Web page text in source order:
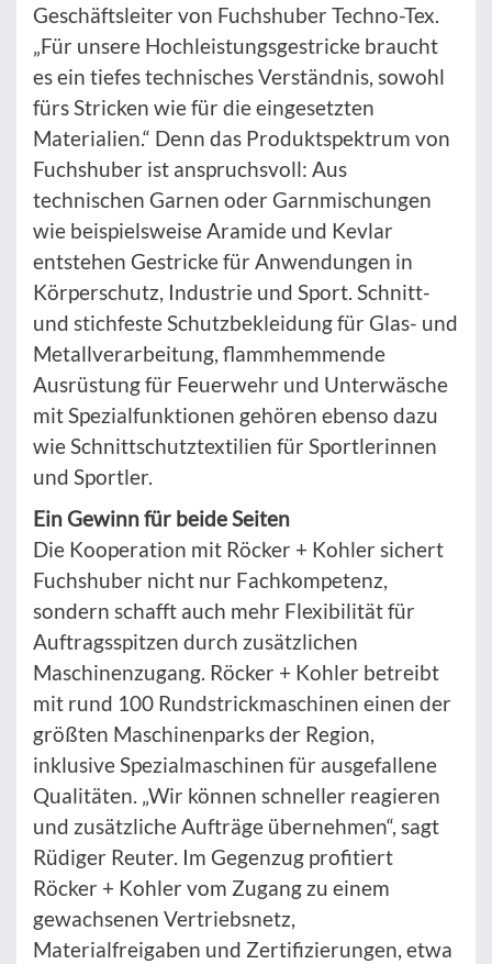
Geschäftsleiter von Fuchshuber Techno-Tex.
„Für unsere Hochleistungsgestricke braucht
es ein tiefes technisches Verständnis, sowohl
fürs Stricken wie für die eingesetzten
Materialien.“ Denn das Produktspektrum von
Fuchshuber ist anspruchsvoll: Aus
technischen Garnen oder Garnmischungen
wie beispielsweise Aramide und Kevlar
entstehen Gestricke für Anwendungen in
Körperschutz, Industrie und Sport. Schnitt-
und stichfeste Schutzbekleidung für Glas- und
Metallverarbeitung, flammhemmende
Ausrüstung für Feuerwehr und Unterwäsche
mit Spezialfunktionen gehören ebenso dazu
wie Schnittschutztextilien für Sportlerinnen
und Sportler.
Ein Gewinn für beide Seiten
Die Kooperation mit Röcker + Kohler sichert
Fuchshuber nicht nur Fachkompetenz,
sondern schafft auch mehr Flexibilität für
Auftragsspitzen durch zusätzlichen
Maschinenzugang. Röcker + Kohler betreibt
mit rund 100 Rundstrickmaschinen einen der
größten Maschinenparks der Region,
inklusive Spezialmaschinen für ausgefallene
Qualitäten. „Wir können schneller reagieren
und zusätzliche Aufträge übernehmen“, sagt
Rüdiger Reuter. Im Gegenzug profitiert
Röcker + Kohler vom Zugang zu einem
gewachsenen Vertriebsnetz,
Materialfreigaben und Zertifizierungen, etwa